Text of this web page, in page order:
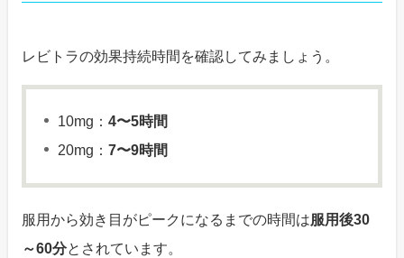
レビトラの効果持続時間を確認してみましょう。
10mg： 4〜5時間
20mg： 7〜9時間
服用から効き目がピークになるまでの時間は服用後30
～60分とされています。